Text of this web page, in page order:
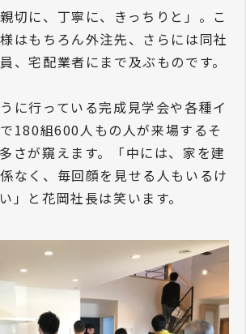
切に、丁寧に、きっちりと」。こ
はもちろん外注先、さらには同社
、宅配業者にまで及ぶものです。
に行っている完成見学会や各種イ
180組600人もの人が来場するそ
さが窺えます。「中には、家を建
なく、毎回顔を見せる人もいるけ
」と花岡社長は笑います。